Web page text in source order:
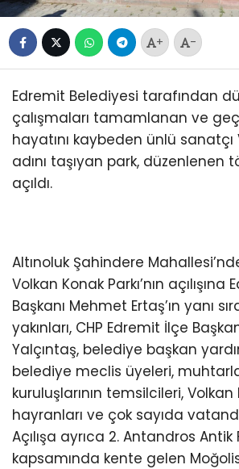
+ -
Edremit Belediyesi tarafından
çalışmaları tamamlanan ve
hayatını kaybeden ünlü sanatçı
adını taşıyan park, düzenlenen
açıldı.
Altınoluk Şahindere
Volkan Konak Parkı’nın
Başkanı Mehmet Ertaş’ın yanı
yakınları, CHP Edremit İlçe
Yalçıntaş, belediye başkan
belediye meclis üyeleri,
kuruluşlarının temsilcileri, Volkan
hayranları ve çok sayıda
Açılışa ayrıca 2. Antandros Antik
kapsamında kente gelen